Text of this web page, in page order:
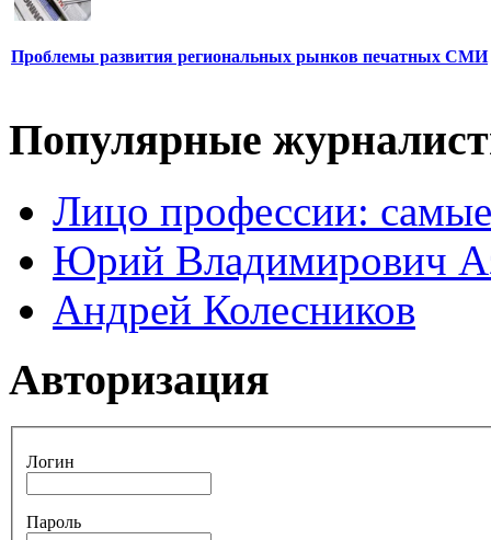
Проблемы развития региональных рынков печатных СМИ
Популярные
Лицо профессии:
Юрий Владимирович
Андрей Колесников
Авторизация
Логин
Пароль